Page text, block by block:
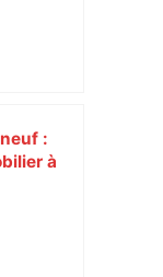
:
à